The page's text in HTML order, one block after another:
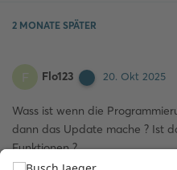
2 MONATE SPÄTER
F Flo123 20. Okt 2025
Wass ist wenn die
dann das Update mache ? Ist
Funktionen ?